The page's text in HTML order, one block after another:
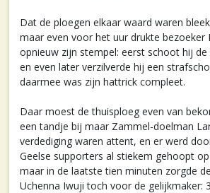
Dat de ploegen elkaar waard waren
maar even voor het uur drukte bezoeker
opnieuw zijn stempel: eerst schoot hij de
en even later verzilverde hij een
daarmee was zijn hattrick compleet.
Daar moest de thuisploeg even van
een tandje bij maar Zammel-doelman
verdediging waren attent, en er werd
Geelse supporters al stiekem gehoopt
maar in de laatste tien minuten zorgde
Uchenna Iwuji toch voor de gelijkmaker: